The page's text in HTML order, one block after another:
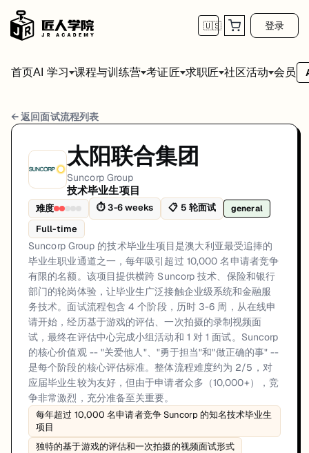
🇺🇸 登录
首页AI 学习 课程与训练营 考证匠 求职匠 社区活动 会员
Suncorp Group 技术毕业生项目 面试流程
岗位方向: general
Suncorp Group 的技术毕业生项目是澳大利亚最受追捧的毕业生职业
Suncorp Group的技术毕业生项目面试共5轮，以下是每轮面试的详细流
第1轮 (1-2 weeks): 通过 Suncorp Group 毕业生招聘门户提交
面试亮点: 10,000+ applicants compete annually for Suncorp's
标签: Suncorp, Graduate Program, Insurance, Banking, Brisbane,
← 返回面试流程列表
太阳联合集团
Suncorp Group
技术毕业生项目
难度 ⏱3-6 weeks 📋 5 轮面试 general
Full-time
Suncorp Group 的技术毕业生项目是澳大利亚最受追捧的
毕业生职业通道之一，每年吸引超过 10,000 名申请者竞争
有限的名额。该项目提供横跨 Suncorp 技术、保险和银行
部门的轮岗体验，让毕业生广泛接触企业级系统和金融服
务技术。面试流程包含 4 个阶段，历时 3-6 周，从在线申
请开始，经历基于游戏的评估、一次拍摄的录制视频面
试，最终在评估中心完成小组活动和 1 对 1 面试。Suncorp
的核心价值观 -- "关爱他人"、"勇于担当"和"做正确的事" --
是每个阶段的核心评估标准。整体流程难度约为 2/5，对
应届毕业生较为友好，但由于申请者众多（10,000+），竞
争非常激烈，充分准备至关重要。
每年超过 10,000 名申请者竞争 Suncorp 的知名技术毕业生
项目
独特的基于游戏的评估和一次拍摄的视频面试形式